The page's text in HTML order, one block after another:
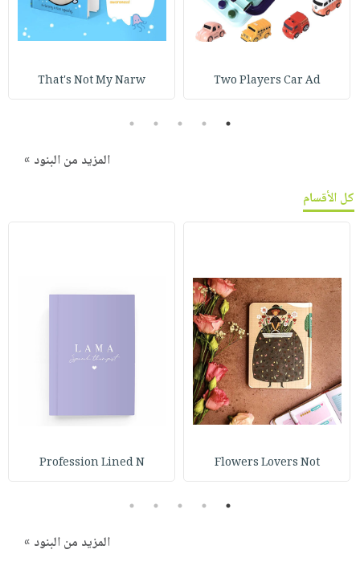
Two Players Car Ad
That's Not My Narw
1
2
3
4
5
المزيد من البنود »
كل الأقسام
Flowers Lovers Not
Profession Lined N
1
2
3
4
5
المزيد من البنود »